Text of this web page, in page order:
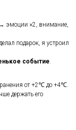
→ эмоции ×2, внимание,
подарок, я устроил
событие.
от +2℃ до +4℃.
держать его